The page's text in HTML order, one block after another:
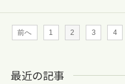
前へ 1 2 3 4
最近の記事